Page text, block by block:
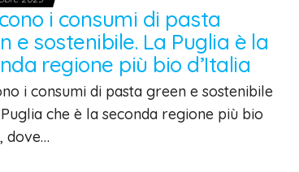
i consumi di pasta
e sostenibile. La Puglia è la
regione più bio d’Italia
i consumi di pasta green e sostenibile
che è la seconda regione più bio
dove…